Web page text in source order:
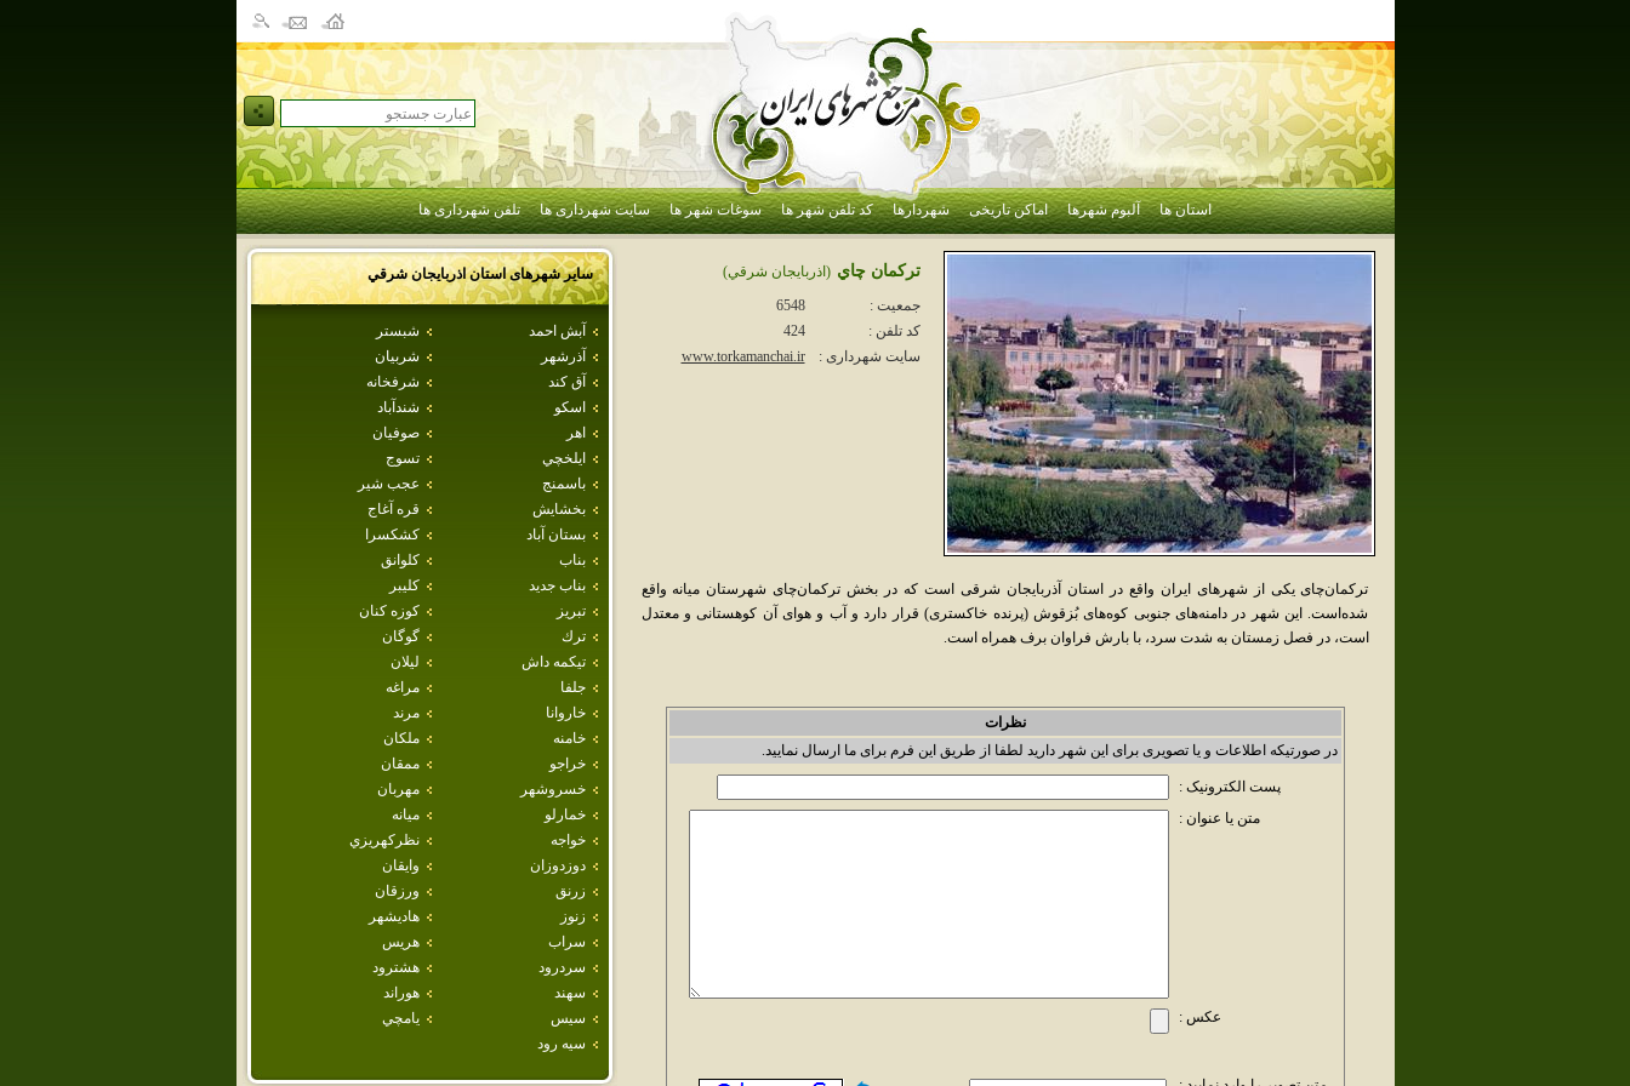
استان ها آلبوم شهرها اماکن تاریخی شهردارها کد تلفن شهر ها سوغات شهر ها سایت شهرداری ها تلفن شهرداری ها
سایر شهرهای استاناذربايجان شرقي
آبش احمد
شبستر
آذرشهر
شربيان
آق كند
شرفخانه
اسكو
شندآباد
اهر
صوفيان
ايلخچي
تسوج
باسمنج
عجب شير
بخشايش
قره آغاج
بستان آباد
كشكسرا
بناب
كلوانق
بناب جديد
كليبر
تبريز
كوزه كنان
ترك
گوگان
تيكمه داش
ليلان
جلفا
مراغه
خاروانا
مرند
خامنه
ملكان
خراجو
ممقان
خسروشهر
مهربان
خمارلو
ميانه
خواجه
نظركهريزي
دوزدوزان
وايقان
زرنق
ورزقان
زنوز
هاديشهر
سراب
هريس
سردرود
هشترود
سهند
هوراند
سيس
يامچي
سيه رود
تركمان چاي (اذربايجان شرقي)
جمعیت :
6548
کد تلفن :
424
سایت شهرداری :
www.torkamanchai.ir
ترکمان‌چای یکی از شهرهای ایران واقع در استان آذربایجان شرقی است که در بخش ترکمان‌چای شهرستان میانه واقع
شده‌است. این شهر در دامنه‌های جنوبی کوه‌های بُزقوش (پرنده خاکستری) قرار دارد و آب و هوای آن کوهستانی و معتدل
است، در فصل زمستان به شدت سرد، با بارش فراوان برف همراه است.
نظرات
در صورتیکه اطلاعات و یا تصویری برای این شهر دارید لطفا از طریق این فرم برای ما ارسال نمایید.
پست الکترونیک :
متن یا عنوان :
عکس :